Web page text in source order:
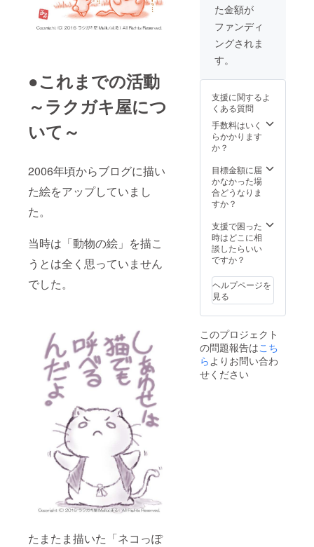
●これまでの活動
～ラクガキ屋につ
いて～
2006年頃からブログに描い
た絵をアップしていまし
た。
当時は「動物の絵」を描こ
うとは全く思っていません
でした。
たまたま描いた「ネコっぽ
イズ
(105×148mm)の
画集です。 全72
ページで、67点
のラクガキ(ｲﾗｽ
ﾄ)を収録してい
ます。 ・お礼の
メール（プレゼ
ント画像付き）
もお送り致しま
す。
た金額が
ファンディ
ングされま
す。
支援に関するよ
くある質問
手数料はいく
らかかります
か？
目標金額に届
かなかった場
合どうなりま
すか？
支援で困った
時はどこに相
談したらいい
ですか？
ヘルプページを
見る
このプロジェクト
の問題報告はこち
ら よりお問い合わ
せください